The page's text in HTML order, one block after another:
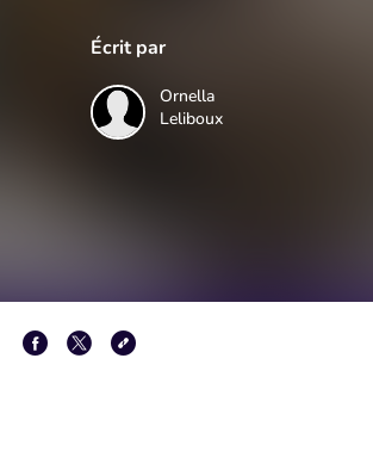
Écrit par
Ornella
Leliboux⁠